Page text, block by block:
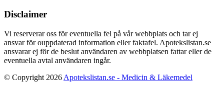
Disclaimer
Vi reserverar oss för eventuella fel på vår webbplats och tar ej
ansvar för ouppdaterad information eller faktafel. Apotekslistan.se
ansvarar ej för de beslut användaren av webbplatsen fattar eller de
eventuella avtal användaren ingår.
© Copyright 2026 Apotekslistan.se - Medicin & Läkemedel